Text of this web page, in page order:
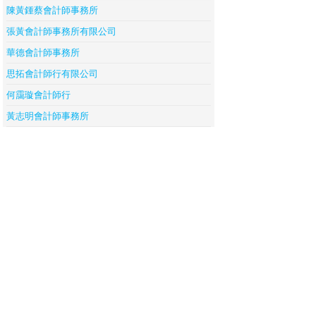
陳黃鍾蔡會計師事務所
張黃會計師事務所有限公司
華德會計師事務所
思拓會計師行有限公司
何靄璇會計師行
黃志明會計師事務所